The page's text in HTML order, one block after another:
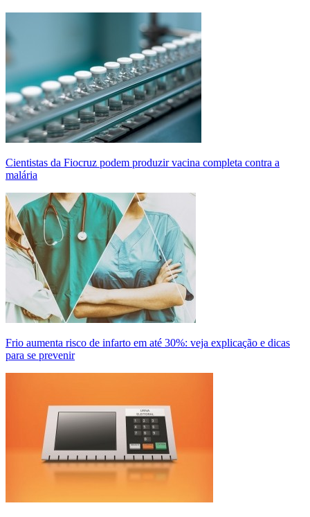
Cientistas da Fiocruz podem produzir vacina completa contra a
malária
Frio aumenta risco de infarto em até 30%: veja explicação e dicas
para se prevenir